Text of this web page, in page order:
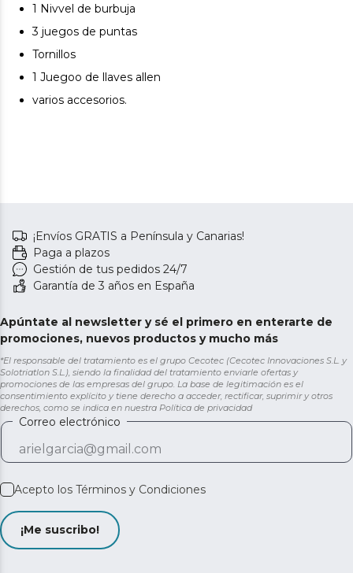
1 Nivvel de burbuja
3 juegos de puntas
Tornillos
1 Juegoo de llaves allen
varios accesorios.
¡Envíos GRATIS a Península y Canarias!
Paga a plazos
Gestión de tus pedidos 24/7
Garantía de 3 años en España
Apúntate al newsletter y sé el primero en enterarte de
promociones, nuevos productos y mucho más
*El responsable del tratamiento es el grupo Cecotec (Cecotec Innovaciones S.L. y
Solotriatlon S.L.), siendo la finalidad del tratamiento enviarle ofertas y
promociones de las empresas del grupo. La base de legitimación es el
consentimiento explícito y tiene derecho a acceder, rectificar, suprimir y otros
derechos, como se indica en nuestra Política de privacidad
Correo electrónico
Acepto los Términos y Condiciones
¡Me suscribo!